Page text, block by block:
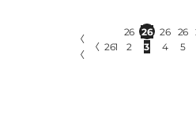
〈
〈
〈 261
26
2
26
3
26
4
26
5